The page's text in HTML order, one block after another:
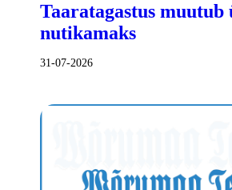
Taaratagastus muutub
nutikamaks
31-07-2026